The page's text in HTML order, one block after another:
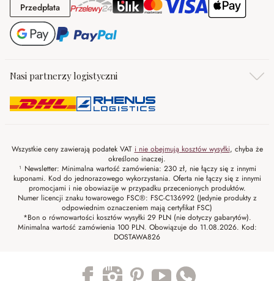
PrzedpłataPrzedpłata
Nasi partnerzy logistyczni
Wszystkie ceny zawierają podatek VAT i nie obejmują kosztów wysyłki, chyba że
określono inaczej.
¹ Newsletter: Minimalna wartość zamówienia: 230 zł, nie łączy się z innymi
kuponami. Kod do jednorazowego wykorzystania. Oferta nie łączy się z innymi
promocjami i nie obowiazije w przypadku przecenionych produktów.
Numer licencji znaku towarowego FSC®: FSC-C136992 (Jedynie produkty z
odpowiednim oznaczeniem mają certyfikat FSC)
*Bon o równowartości kosztów wysyłki 29 PLN (nie dotyczy gabarytów).
Minimalna wartość zamówienia 100 PLN. Obowiązuje do 11.08.2026. Kod:
DOSTAWA826